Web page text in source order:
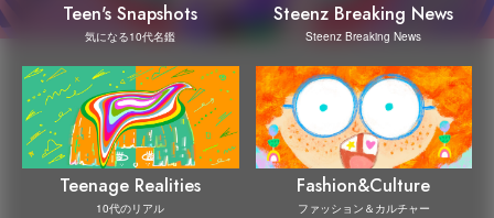
Teen's Snapshots
気になる10代名鑑
Steenz Breaking News
Steenz Breaking News
Teenage Realities
10代のリアル
Fashion&Culture
ファッション＆カルチャー